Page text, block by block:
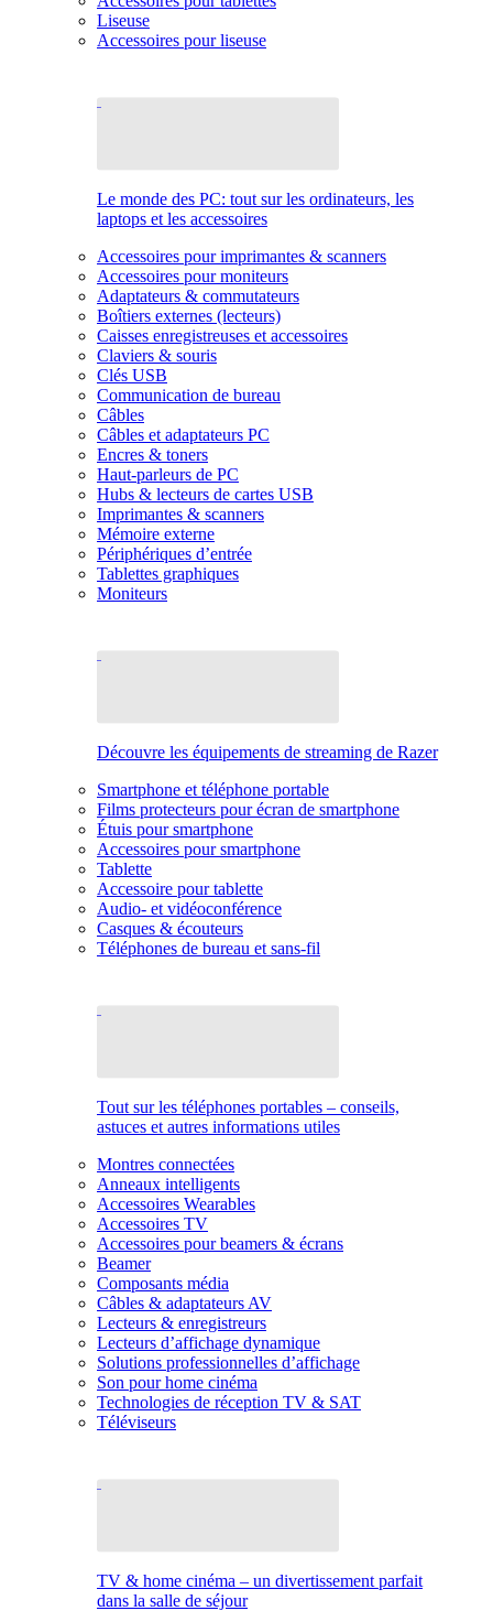
Liseuse
Accessoires pour liseuse
Le monde des PC: tout sur les ordinateurs, les
laptops et les accessoires
Accessoires pour imprimantes & scanners
Accessoires pour moniteurs
Adaptateurs & commutateurs
Boîtiers externes (lecteurs)
Caisses enregistreuses et accessoires
Claviers & souris
Clés USB
Communication de bureau
Câbles
Câbles et adaptateurs PC
Encres & toners
Haut-parleurs de PC
Hubs & lecteurs de cartes USB
Imprimantes & scanners
Mémoire externe
Périphériques d’entrée
Tablettes graphiques
Moniteurs
Découvre les équipements de streaming de Razer
Smartphone et téléphone portable
Films protecteurs pour écran de smartphone
Étuis pour smartphone
Accessoires pour smartphone
Tablette
Accessoire pour tablette
Audio- et vidéoconférence
Casques & écouteurs
Téléphones de bureau et sans-fil
Tout sur les téléphones portables – conseils,
astuces et autres informations utiles
Montres connectées
Anneaux intelligents
Accessoires Wearables
Accessoires TV
Accessoires pour beamers & écrans
Beamer
Composants média
Câbles & adaptateurs AV
Lecteurs & enregistreurs
Lecteurs d’affichage dynamique
Solutions professionnelles d’affichage
Son pour home cinéma
Technologies de réception TV & SAT
Téléviseurs
TV & home cinéma – un divertissement parfait
dans la salle de séjour